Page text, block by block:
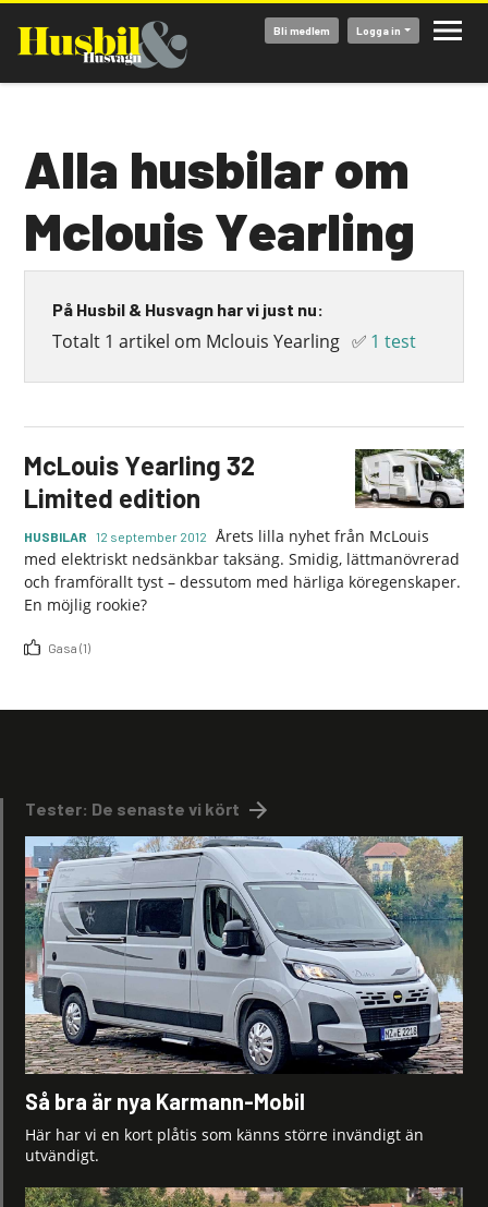
huvudinnehåll
Bli medlem Logga in
Alla husbilar om
Mclouis Yearling
På Husbil & Husvagn har vi just nu:
Totalt 1 artikel om Mclouis Yearling ✅ 1 test
McLouis Yearling 32
Limited edition
HUSBILAR 12 september 2012
Årets lilla nyhet från McLouis
med elektriskt nedsänkbar taksäng. Smidig, lättmanövrerad
och framförallt tyst – dessutom med härliga köregenskaper.
En möjlig rookie?
Gasa (1)
Tester: De senaste vi kört
Så bra är nya Karmann-Mobil
Här har vi en kort plåtis som känns större invändigt än
utvändigt.